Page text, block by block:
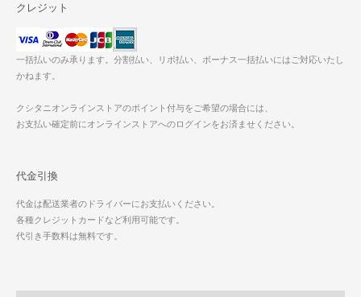
クレジット
一括払いのみ承ります。分割払い、リボ払い、ボーナス一括払いにはご対応いたし
かねます。
クシタニオンラインストアのポイント付与をご希望の場合には、
お支払い確定前にオンラインストアへのログインをお済ませください。
代金引換
代金は配送業者のドライバーにお支払いください。
各種クレジットカードなど利用可能です。
代引き手数料は無料です。